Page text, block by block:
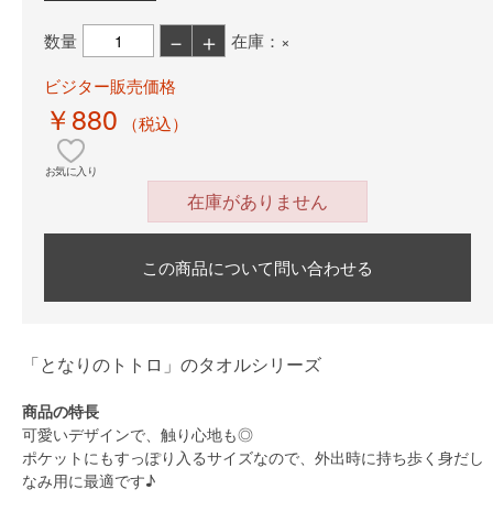
数量 － ＋
在庫：×
ビジター販売価格
￥880 （税込）
お気に入り
在庫がありません
この商品について問い合わせる
「となりのトトロ」のタオルシリーズ
商品の特長
可愛いデザインで、触り心地も◎
ポケットにもすっぽり入るサイズなので、外出時に持ち歩く身だし
なみ用に最適です♪